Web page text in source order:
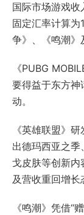
国际市场游戏
固定汇率计算为
争》、《鸣潮》
《PUBG
要得益于东方神
动。
《英雄联盟》
出德玛西亚之
戈皮肤等创新
及营收重回增长
《鸣潮》凭借“